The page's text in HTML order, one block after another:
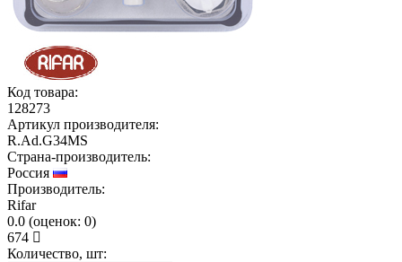
Код товара:
128273
Артикул производителя:
R.Ad.G34MS
Страна-производитель:
Россия
Производитель:
Rifar
0.0 (оценок: 0)
674
Количество, шт: